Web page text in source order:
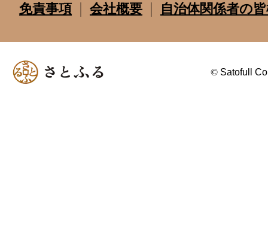
免責事項
会社概要 自治体関係者の
© Satofull